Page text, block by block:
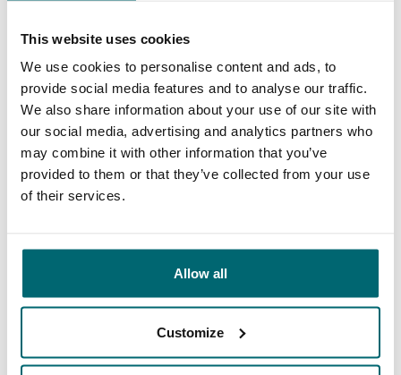
This website uses cookies
We use cookies to personalise content and ads, to
provide social media features and to analyse our traffic.
We also share information about your use of our site with
our social media, advertising and analytics partners who
may combine it with other information that you’ve
provided to them or that they’ve collected from your use
of their services.
Allow all
Customize
vorausgegangen!
Unser Angebot